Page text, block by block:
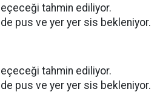
tahmin ediliyor.
pus ve yer yer sis bekleniyor.
tahmin ediliyor.
pus ve yer yer sis bekleniyor.